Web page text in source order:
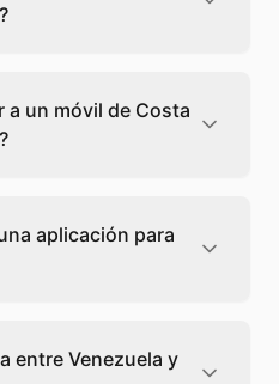
€/min con Teléfono
exacto antes de
vas a gastar.
a un móvil de Costa
€/min con Teléfono
que hablas, sin
aplicación para
Solo necesitas una
llamar
entre Venezuela y